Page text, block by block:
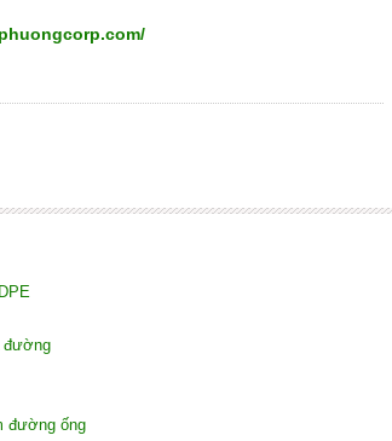
đường
đường ống